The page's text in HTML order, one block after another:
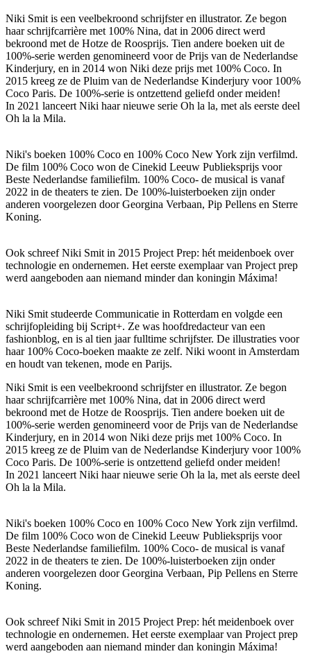
Niki Smit is een veelbekroond schrijfster en illustrator. Ze begon
haar schrijfcarrière met 100% Nina, dat in 2006 direct werd
bekroond met de Hotze de Roosprijs. Tien andere boeken uit de
100%-serie werden genomineerd voor de Prijs van de Nederlandse
Kinderjury, en in 2014 won Niki deze prijs met 100% Coco. In
2015 kreeg ze de Pluim van de Nederlandse Kinderjury voor 100%
Coco Paris. De 100%-serie is ontzettend geliefd onder meiden!
In 2021 lanceert Niki haar nieuwe serie Oh la la, met als eerste deel
Oh la la Mila.
Niki's boeken 100% Coco en 100% Coco New York zijn verfilmd.
De film 100% Coco won de Cinekid Leeuw Publieksprijs voor
Beste Nederlandse familiefilm. 100% Coco- de musical is vanaf
2022 in de theaters te zien. De 100%-luisterboeken zijn onder
anderen voorgelezen door Georgina Verbaan, Pip Pellens en Sterre
Koning.
Ook schreef Niki Smit in 2015 Project Prep: hét meidenboek over
technologie en ondernemen. Het eerste exemplaar van Project prep
werd aangeboden aan niemand minder dan koningin Máxima!
Niki Smit studeerde Communicatie in Rotterdam en volgde een
schrijfopleiding bij Script+. Ze was hoofdredacteur van een
fashionblog, en is al tien jaar fulltime schrijfster. De illustraties voor
haar 100% Coco-boeken maakte ze zelf. Niki woont in Amsterdam
en houdt van tekenen, mode en Parijs.
Niki Smit is een veelbekroond schrijfster en illustrator. Ze begon
haar schrijfcarrière met 100% Nina, dat in 2006 direct werd
bekroond met de Hotze de Roosprijs. Tien andere boeken uit de
100%-serie werden genomineerd voor de Prijs van de Nederlandse
Kinderjury, en in 2014 won Niki deze prijs met 100% Coco. In
2015 kreeg ze de Pluim van de Nederlandse Kinderjury voor 100%
Coco Paris. De 100%-serie is ontzettend geliefd onder meiden!
In 2021 lanceert Niki haar nieuwe serie Oh la la, met als eerste deel
Oh la la Mila.
Niki's boeken 100% Coco en 100% Coco New York zijn verfilmd.
De film 100% Coco won de Cinekid Leeuw Publieksprijs voor
Beste Nederlandse familiefilm. 100% Coco- de musical is vanaf
2022 in de theaters te zien. De 100%-luisterboeken zijn onder
anderen voorgelezen door Georgina Verbaan, Pip Pellens en Sterre
Koning.
Ook schreef Niki Smit in 2015 Project Prep: hét meidenboek over
technologie en ondernemen. Het eerste exemplaar van Project prep
werd aangeboden aan niemand minder dan koningin Máxima!